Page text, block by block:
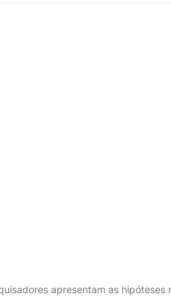
apresentam as hipóteses